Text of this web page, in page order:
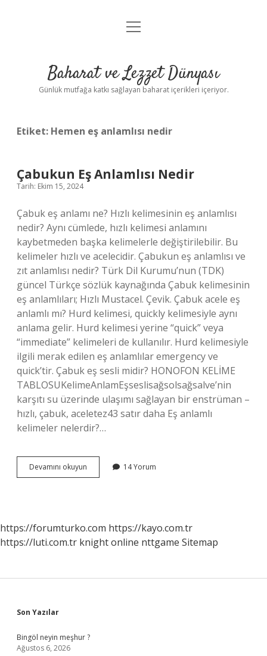
Anasayfa
Yasal Uyarı
menüyü
Baharat ve Lezzet Dünyası
Günlük mutfağa katkı sağlayan baharat içerikleri içeriyor.
Etiket: Hemen eş anlamlısı nedir
Çabukun Eş Anlamlısı Nedir
Tarih: Ekim 15, 2024
Çabuk eş anlamı ne? Hızlı kelimesinin eş anlamlısı
nedir? Aynı cümlede, hızlı kelimesi anlamını
kaybetmeden başka kelimelerle değiştirilebilir. Bu
kelimeler hızlı ve acelecidir. Çabukun eş anlamlısı ve
zıt anlamlısı nedir? Türk Dil Kurumu’nun (TDK)
güncel Türkçe sözlük kaynağında Çabuk kelimesinin
eş anlamlıları; Hızlı Mustacel. Çevik. Çabuk acele eş
anlamlı mı? Hurd kelimesi, quickly kelimesiyle aynı
anlama gelir. Hurd kelimesi yerine “quick” veya
“immediate” kelimeleri de kullanılır. Hurd kelimesiyle
ilgili merak edilen eş anlamlılar emergency ve
quick’tir. Çabuk eş sesli midir? HONOFON KELİME
TABLOSUKelimeAnlamEşseslisağsolsağsalve’nin
karşıtı su üzerinde ulaşımı sağlayan bir enstrüman –
hızlı, çabuk, aceletez43 satır daha Eş anlamlı
kelimeler nelerdir?…
Devamını okuyun Çabukun
Eş
14 Yorum
https://forumturko.com https://kayo.com.tr
https://luti.com.tr knight online nttgame Sitemap
Sidebar
Son Yazılar
Bingöl neyin meşhur ?
Ağustos 6, 2026